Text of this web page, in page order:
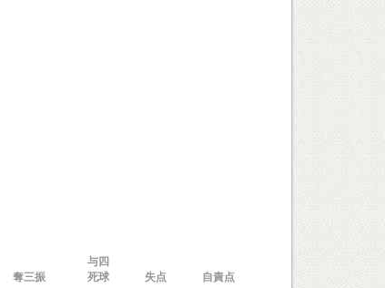
奪三振
与四
死球
失点 自責点